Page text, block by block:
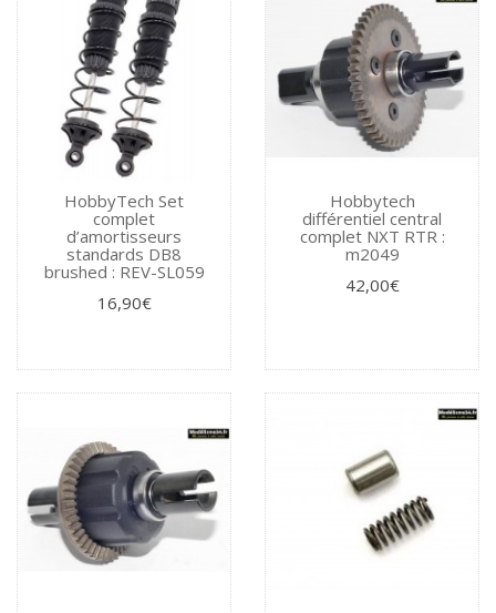
HobbyTech Set
complet
d’amortisseurs
standards DB8
brushed : REV-SL059
16,90€
Hobbytech
différentiel central
complet NXT RTR :
m2049
42,00€